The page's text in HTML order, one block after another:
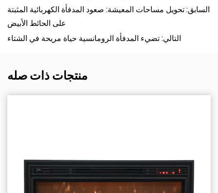
السابق: تحويل مساحات المعيشة: صعود المدفأة الكهربائية المثبتة
على الحائط الأبيض
التالي: تضيء المدفأة الرومانسية حياة مريحة في الشتاء
منتجات ذات صله